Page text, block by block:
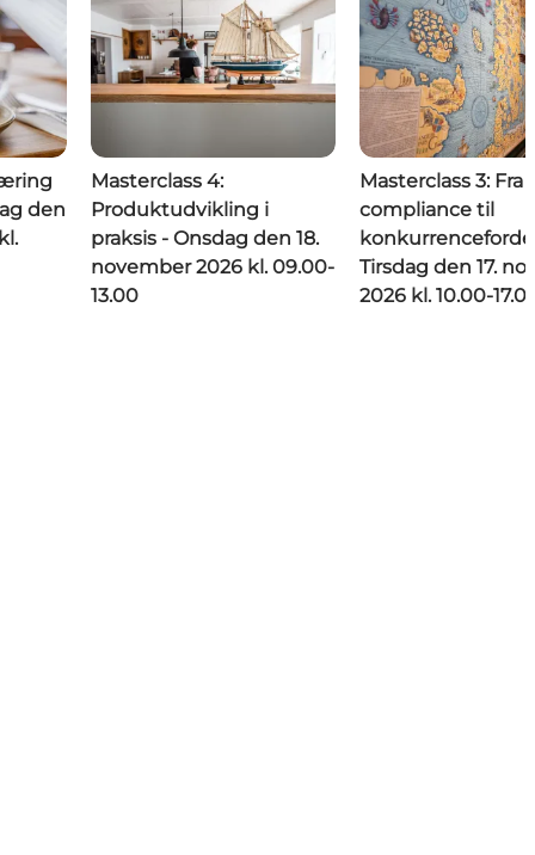
den
Masterclass 4:
Produktudvikling i
praksis - Onsdag den 18.
november 2026 kl. 09.00-
13.00
Masterclass 3: Fra
compliance til
Tirsdag den 17.
2026 kl. 10.00-